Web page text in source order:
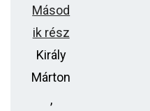
Másod
ik rész
Király
Márton
,